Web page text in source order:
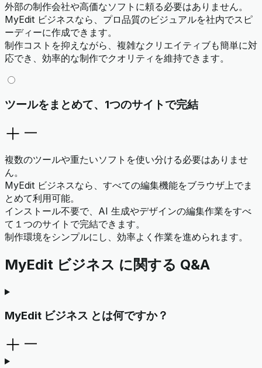
外部の制作会社や高価なソフトに頼る必要はありません。
MyEdit ビジネスなら、プロ品質のビジュアルを社内でスピ
ーディーに作成できます。
制作コストを抑えながら、複雑なクリエイティブも簡単に対
応でき、効率的な制作でクオリティを維持できます。
ツールをまとめて、1つのサイトで完結
複数のツールや重たいソフトを使い分ける必要はありませ
ん。
MyEdit ビジネスなら、すべての編集機能をブラウザ上でま
とめて利用可能。
インストール不要で、AI 生成やデザインの編集作業をすべ
て１つのサイトで完結できます。
制作環境をシンプルにし、効率よく作業を進められます。
MyEdit ビジネス に関する Q&A
MyEdit ビジネス とは何ですか？